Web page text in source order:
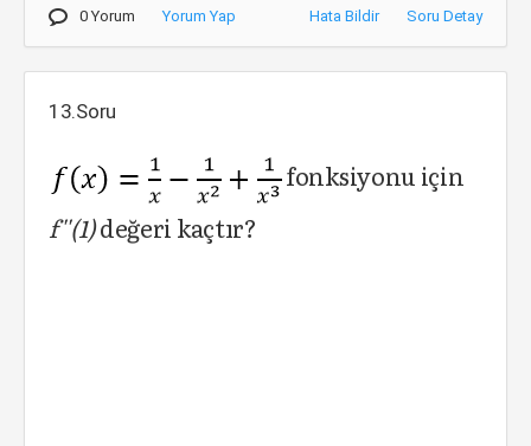
0 Yorum Yorum Yap Hata Bildir Soru Detay
13.Soru
fonksiyonu için
f''(1)değeri kaçtır?